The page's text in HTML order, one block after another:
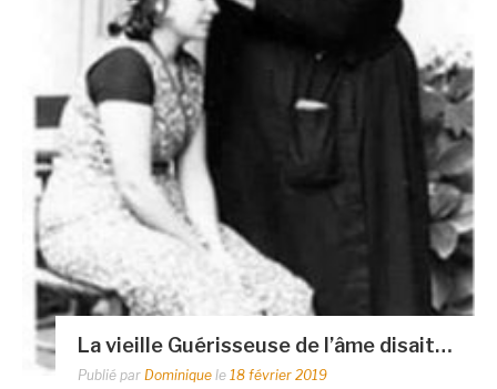
La vieille Guérisseuse de l’âme disait…
Publié par Dominique le 18 février 2019